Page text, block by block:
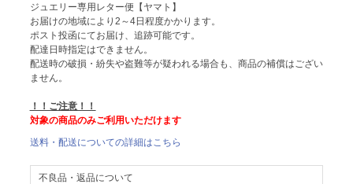
ジュエリー専用レター便【ヤマト】
お届けの地域により2～4日程度かかります。
ポスト投函にてお届け、追跡可能です。
配達日時指定はできません。
配送時の破損・紛失や盗難等が疑われる場合も、商品の補償はござい
ません。
！！ご注意！！
対象の商品のみご利用いただけます
送料・配送についての詳細はこちら
不良品・返品について